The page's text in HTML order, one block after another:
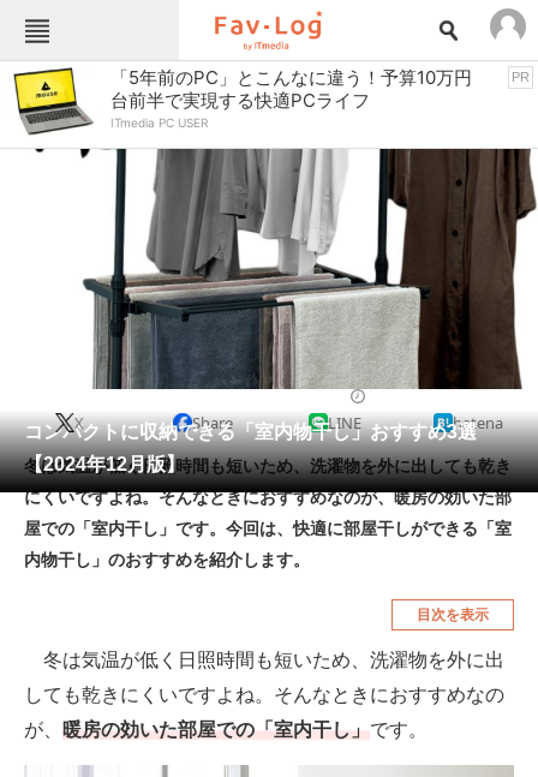
Fav-Logカテゴリー一覧
TOP アウトドア用品
インテリア・収納 おもちゃ・ホビー
キッチン家電
ゲーム
コンテンツ・サービス スイーツ・お菓子
スポーツ・レジャー スマホ・携帯電話
パソコン・タブレット ファッション
ペット 家電
工具・DIY 本・DVD・CD
生活家電 生活用品
空調・季節家電 美容・コスメ
釣り具・釣り用品 食品・飲料・お酒
「5年前のPC」とこんなに違う！予算10万円
台前半で実現する快適PCライフ
ITmedia PC USER
PR
コンパクトに収納できる「室内物干し」おすすめ3選
【2024年12月版】
X Share LINE hatena
冬は気温が低く日照時間も短いため、洗濯物を外に出しても乾き
にくいですよね。そんなときにおすすめなのが、暖房の効いた部
屋での「室内干し」です。今回は、快適に部屋干しができる「室
内物干し」のおすすめを紹介します。
目次を表示
冬は気温が低く日照時間も短いため、洗濯物を外に出
しても乾きにくいですよね。そんなときにおすすめなの
が、
暖房の効いた部屋での「室内干し」です。